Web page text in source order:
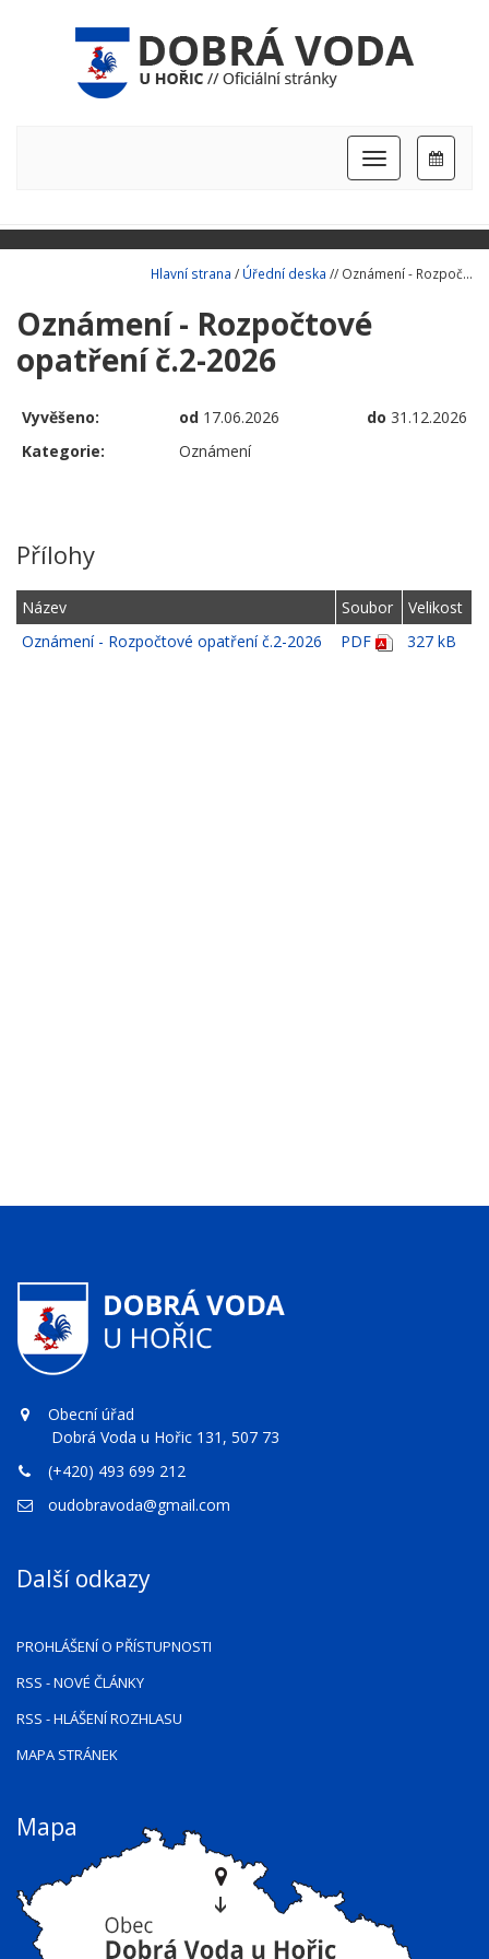
Hlavní
nabídka
Hlavní strana / Úřední deska // Oznámení - Rozpoč...
Oznámení - Rozpočtové
opatření č.2-2026
Vyvěšeno: od 17.06.2026 do 31.12.2026
Kategorie:
Oznámení
Přílohy
Název Soubor
Velikost
Oznámení - Rozpočtové opatření č.2-2026
PDF 327 kB
Obecní úřad
Dobrá Voda u Hořic 131, 507 73
(+420) 493 699 212
oudobravoda@gmail.com
Další odkazy
PROHLÁŠENÍ O PŘÍSTUPNOSTI
RSS - NOVÉ ČLÁNKY
RSS - HLÁŠENÍ ROZHLASU
MAPA STRÁNEK
Mapa